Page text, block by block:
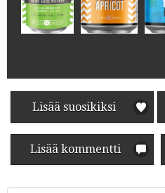
Lisää suosikiksi
Lisää kommentti